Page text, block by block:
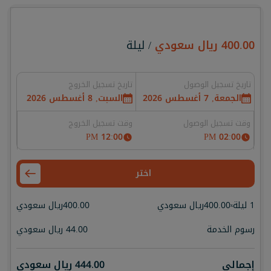
400.00 ريال سعودي / ليلة
تاريخ تسجيل الوصول
الجمعة, 7 أغسطس 2026
تاريخ تسجيل الخروج
السبت, 8 أغسطس 2026
وقت تسجيل الوصول
02:00 PM
وقت تسجيل الخروج
12:00 PM
اختر
1 ليلة
x
400.00ريال سعودي 400.00ريال سعودي
رسوم الخدمة
44.00 ريال سعودي
إجمالي 444.00ريال سعودي